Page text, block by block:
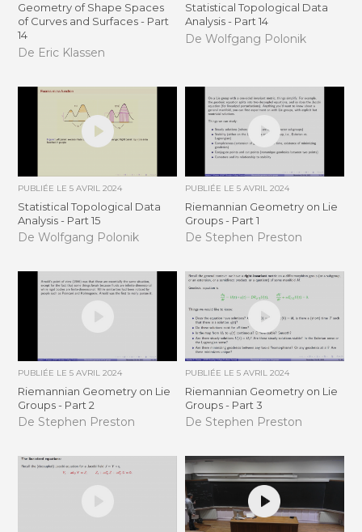
Geometry of Shape Spaces
of Curves and Surfaces - Part
14
De Eric Klassen
Statistical Topological Data
Analysis - Part 14
De Wolfgang Polonik
PUBLIÉE LE5 AVRIL 2024
Statistical Topological Data
Analysis - Part 15
De Wolfgang Polonik
PUBLIÉE LE 5 AVRIL 2024
Riemannian Geometry on Lie
Groups - Part 1
De Stephen Preston
PUBLIÉE LE5 AVRIL 2024
Riemannian Geometry on Lie
Groups - Part 2
De Stephen Preston
PUBLIÉE LE 5 AVRIL 2024
Riemannian Geometry on Lie
Groups - Part 3
De Stephen Preston